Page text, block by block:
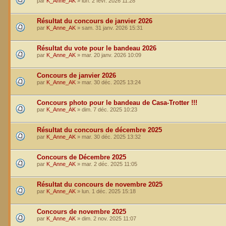
Résultat du concours de janvier 2026
par K_Anne_AK » sam. 31 janv. 2026 15:31
Résultat du vote pour le bandeau 2026
par K_Anne_AK » mar. 20 janv. 2026 10:09
Concours de janvier 2026
par K_Anne_AK » mar. 30 déc. 2025 13:24
Concours photo pour le bandeau de Casa-Trotter !!!
par K_Anne_AK » dim. 7 déc. 2025 10:23
Résultat du concours de décembre 2025
par K_Anne_AK » mar. 30 déc. 2025 13:32
Concours de Décembre 2025
par K_Anne_AK » mar. 2 déc. 2025 11:05
Résultat du concours de novembre 2025
par K_Anne_AK » lun. 1 déc. 2025 15:18
Concours de novembre 2025
par K_Anne_AK » dim. 2 nov. 2025 11:07